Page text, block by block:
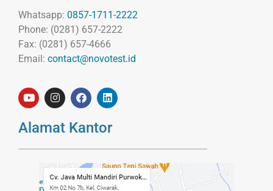
Whatsapp: 0857-1711-2222
Phone: (0281) 657-2222
Fax: (0281) 657-4666
Email: contact@novotest.id
Alamat Kantor